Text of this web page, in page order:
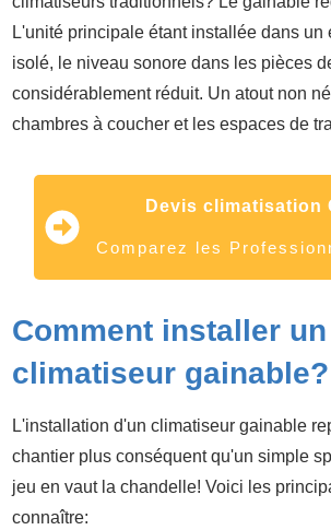
L'unité principale étant installée dans un
isolé, le niveau sonore dans les pièces
considérablement réduit. Un atout non
chambres à coucher et les espaces de
Devis climatisation
Comparez les
Comment installer un
climatiseur gainable?
L'installation d'un climatiseur gainable
chantier plus conséquent qu'un simple
jeu en vaut la chandelle! Voici les
connaître: